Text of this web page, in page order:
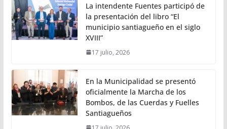
La intendente Fuentes participó de
la presentación del libro “El
municipio santiagueño en el siglo
XVIII”
17 julio, 2026
En la Municipalidad se presentó
oficialmente la Marcha de los
Bombos, de las Cuerdas y Fuelles
Santiagueños